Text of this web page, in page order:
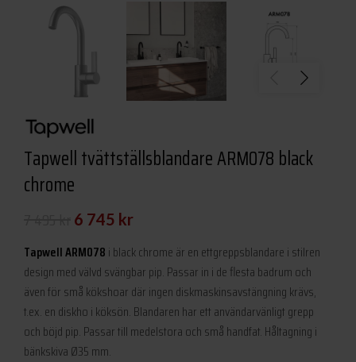
Tapwell tvättställsblandare ARM078 black
chrome
Det
ursprungliga
priset
var:
7
495 kr.
6 745 krDet
nuvarande
priset
är:
6
Tapwell ARM078 i black chrome är en ettgreppsblandare i stilren
design med välvd svängbar pip. Passar in i de flesta badrum och
även för små kökshoar där ingen diskmaskinsavstängning krävs,
t.ex. en diskho i köksön. Blandaren har ett användarvänligt grepp
och böjd pip. Passar till medelstora och små handfat. Håltagning i
bänkskiva Ø35 mm.